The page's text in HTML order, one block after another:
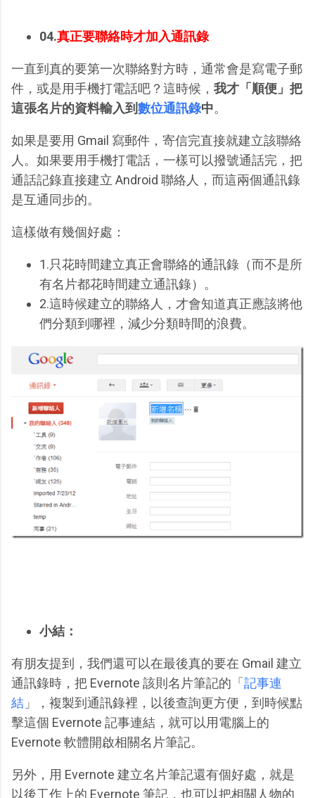
04.真正要聯絡時才加入通訊錄
一直到真的要第一次聯絡對方時，通常會是寫電子郵
件，或是用手機打電話吧？這時候， 我才「順便」把
這張名片的資料輸入到數位通訊錄中。
如果是要用 Gmail 寫郵件，寄信完直接就建立該聯絡
人。如果要用手機打電話，一樣可以撥號通話完，把
通話記錄直接建立 Android 聯絡人，而這兩個通訊錄
是互通同步的。
這樣做有幾個好處：
1.只花時間建立真正會聯絡的通訊錄（而不是所
有名片都花時間建立通訊錄）。
2.這時候建立的聯絡人，才會知道真正應該將他
們分類到哪裡，減少分類時間的浪費。
小結：
有朋友提到，我們還可以在最後真的要在 Gmail 建立
通訊錄時，把 Evernote 該則名片筆記的「記事連
結 」，複製到通訊錄裡，以後查詢更方便，到時候點
擊這個 Evernote 記事連結，就可以用電腦上的
Evernote 軟體開啟相關名片筆記。
另外，用 Evernote 建立名片筆記還有個好處，就是
以後工作上的 Evernote 筆記，也可以把相關人物的